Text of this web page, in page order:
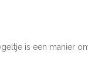
is een manier